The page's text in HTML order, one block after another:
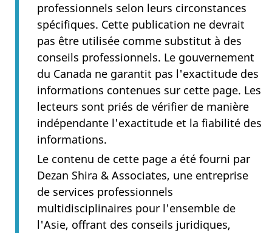
professionnels selon leurs circonstances
spécifiques. Cette publication ne devrait
pas être utilisée comme substitut à des
conseils professionnels. Le gouvernement
du Canada ne garantit pas l'exactitude des
informations contenues sur cette page. Les
lecteurs sont priés de vérifier de manière
indépendante l'exactitude et la fiabilité des
informations.
Le contenu de cette page a été fourni par
Dezan Shira & Associates, une entreprise
de services professionnels
multidisciplinaires pour l'ensemble de
l'Asie, offrant des conseils juridiques,